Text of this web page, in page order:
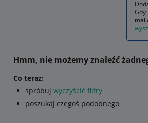
Hmm, nie możemy znaleźć
Co teraz:
spróbuj wyczyścić filtry
poszukaj czegoś podobnego
Gdy